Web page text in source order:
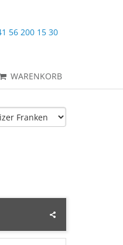
56 200 15 30
WARENKORB